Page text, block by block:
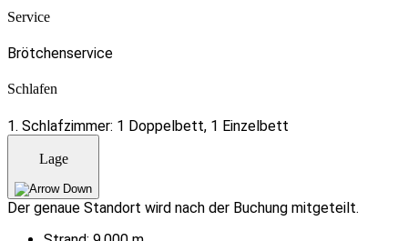
Service
Brötchenservice
Schlafen
1. Schlafzimmer: 1 Doppelbett, 1 Einzelbett
Lage
Der genaue Standort wird nach der Buchung mitgeteilt.